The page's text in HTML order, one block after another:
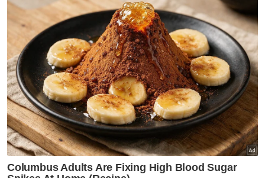
dikenali sebagai Khairil, 14, berkata, dia
terdengar jeritan meminta tolong semasa
berada di gelanggang sepak takraw
berhampiran lokasi.
“Pada awalnya kami sangka mereka
bergurau, tapi bila sampai, nampak kawasan
itu berselut. Saya terus berlari ke taman
perumahan untuk minta bantuan,” katanya.
Beberapa penduduk tiba tidak lama
kemudian dengan membawa peralatan